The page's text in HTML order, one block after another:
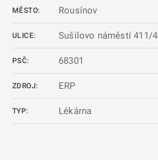
MĚSTO: Rousínov
ULICE: Sušilovo náměstí 411/4
PSČ: 68301
ZDROJ: ERP
TYP: Lékárna